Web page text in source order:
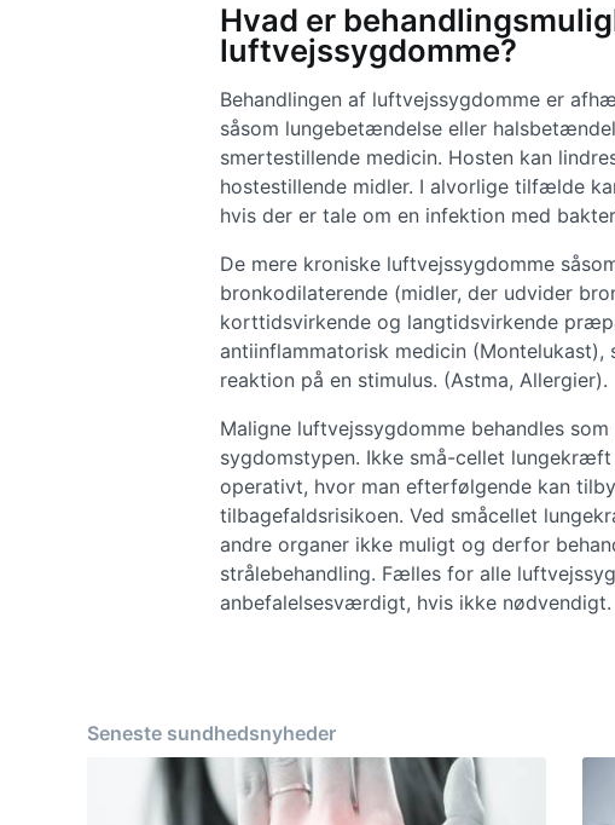
Hvad er
luftvejssygdomme?
Behandlingen af luftvejssygdomme er
såsom lungebetændelse eller
smertestillende medicin. Hosten kan
hostestillende midler. I alvorlige tilfælde
hvis der er tale om en infektion med
De mere kroniske luftvejssygdomme
bronkodilaterende (midler, der udvider
korttidsvirkende og langtidsvirkende
antiinflammatorisk medicin
reaktion på en stimulus. (Astma, Allergier).
Maligne luftvejssygdomme behandles
sygdomstypen. Ikke små-cellet
operativt, hvor man efterfølgende kan
tilbagefaldsrisikoen. Ved småcellet
andre organer ikke muligt og derfor
strålebehandling. Fælles for alle
anbefalelsesværdigt, hvis ikke nødvendigt.
Seneste sundhedsnyheder